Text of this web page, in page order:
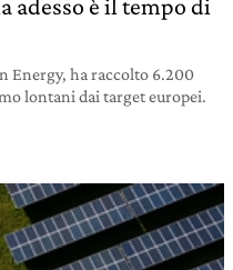
adesso è il tempo di
Energy, ha raccolto 6.200
lontani dai target europei.